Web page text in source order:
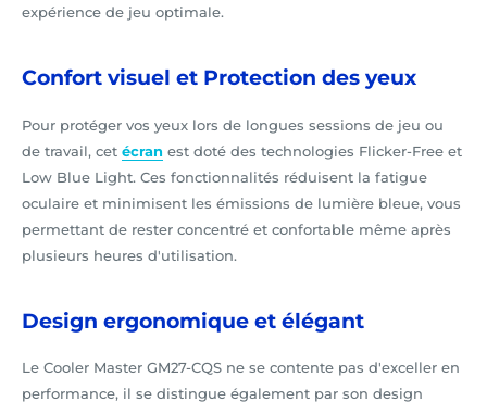
expérience de jeu optimale.
Confort visuel et Protection des yeux
Pour protéger vos yeux lors de longues sessions de jeu ou
de travail, cet écran est doté des technologies Flicker-Free et
Low Blue Light. Ces fonctionnalités réduisent la fatigue
oculaire et minimisent les émissions de lumière bleue, vous
permettant de rester concentré et confortable même après
plusieurs heures d'utilisation.
Design ergonomique et élégant
Le Cooler Master GM27-CQS ne se contente pas d'exceller en
performance, il se distingue également par son design